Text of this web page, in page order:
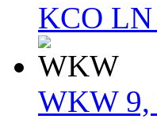
KCO LN
WKW 9,